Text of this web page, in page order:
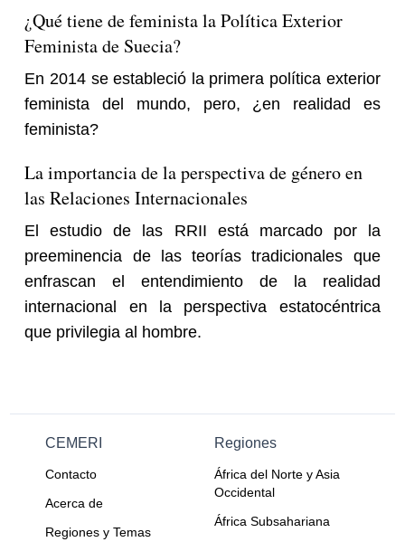
¿Qué tiene de feminista la Política Exterior
Feminista de Suecia?
En 2014 se estableció la primera política exterior
feminista del mundo, pero, ¿en realidad es
feminista?
La importancia de la perspectiva de género en
las Relaciones Internacionales
El estudio de las RRII está marcado por la
preeminencia de las teorías tradicionales que
enfrascan el entendimiento de la realidad
internacional en la perspectiva estatocéntrica
que privilegia al hombre.
CEMERI
Contacto
Acerca de
Regiones y Temas
Regiones
África del Norte y Asia
Occidental
África Subsahariana